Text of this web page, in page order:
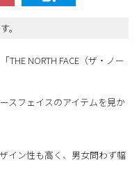
。
NORTH FACE（ザ・ノー
スフェイスのアイテムを見か
イン性も高く、男女問わず幅